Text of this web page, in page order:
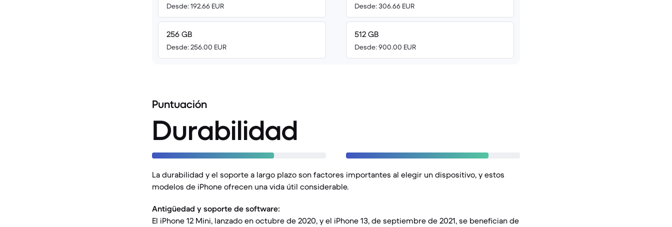
Desde: 192.66 EUR
256 GB
Desde: 256.00 EUR
Desde: 306.66 EUR
512 GB
Desde: 900.00 EUR
Puntuación
Durabilidad
La durabilidad y el soporte a largo plazo son factores importantes al elegir un dispositivo, y estos
modelos de iPhone ofrecen una vida útil considerable.
Antigüedad y soporte de software:
El iPhone 12 Mini, lanzado en octubre de 2020, y el iPhone 13, de septiembre de 2021, se benefician de